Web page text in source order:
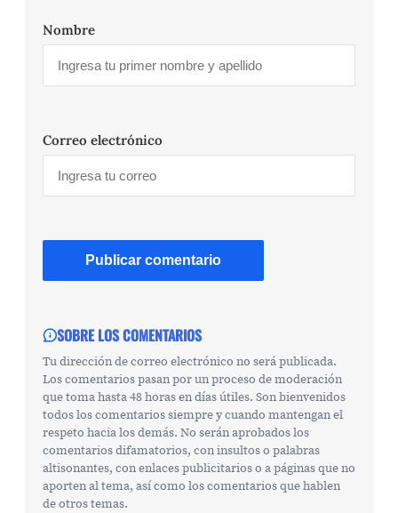
Nombre
Correo electrónico
SOBRE LOS COMENTARIOS
Tu dirección de correo electrónico no será publicada.
Los comentarios pasan por un proceso de moderación
que toma hasta 48 horas en días útiles. Son bienvenidos
todos los comentarios siempre y cuando mantengan el
respeto hacia los demás. No serán aprobados los
comentarios difamatorios, con insultos o palabras
altisonantes, con enlaces publicitarios o a páginas que no
aporten al tema, así como los comentarios que hablen
de otros temas.